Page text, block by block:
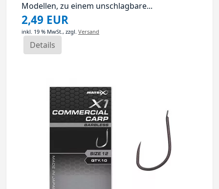
Modellen, zu einem unschlagbare...
2,49 EUR
inkl. 19 % MwSt., zzgl. Versand
Details